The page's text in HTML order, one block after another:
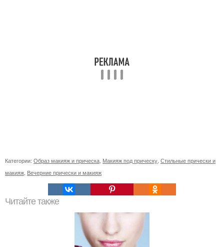
Категории: Образ макияж и прическа, Макияж под прическу, Стильные прически и
макияж, Вечерние прически и макияж
Читайте также